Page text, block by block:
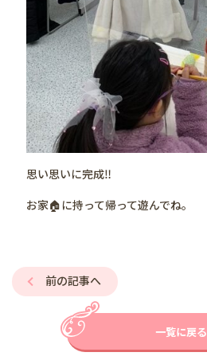
思い思いに完成‼️
お家🏠に持って帰って遊んでね。
前の記事へ
一覧に戻る